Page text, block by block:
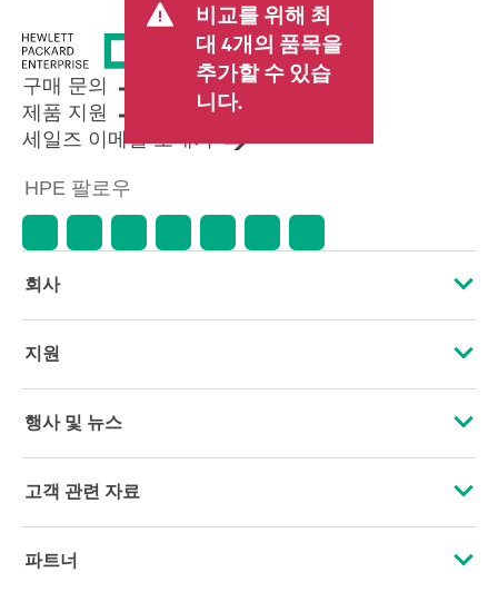
비교를 위해 최
대 4개의 품목을
추가할 수 있습
니다.
구매 문의
제품 지원
세일즈 이메일 보내기
HPE 팔로우
회사
HPE 소개
기업의 책임
HPE Labs
지원
운영 지원 서비스
소프트웨어 및 드라이버
행사 및 뉴스
행사
고객 관련 자료
문의하기
파트너